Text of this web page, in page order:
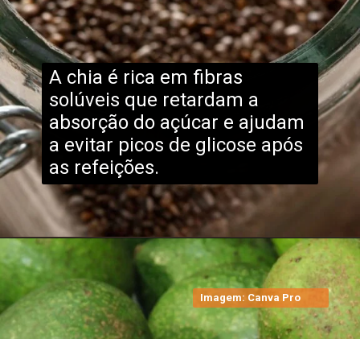
A chia é rica em fibras
solúveis que retardam a
absorção do açúcar e ajudam
a evitar picos de glicose após
as refeições.
Imagem: Canva Pro